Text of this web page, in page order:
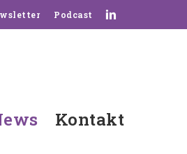
linkedin
Podcast
Kontakt